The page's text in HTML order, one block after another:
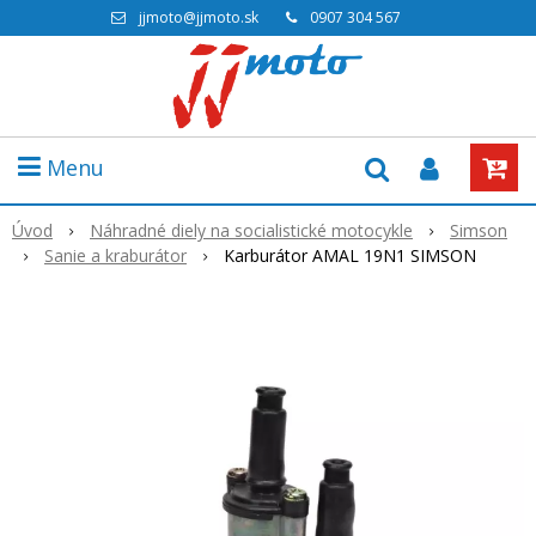
jjmoto@jjmoto.sk 0907 304 567
Menu
Úvod Náhradné diely na socialistické motocykle
Simson
Sanie a kraburátor
Karburátor AMAL 19N1 SIMSON